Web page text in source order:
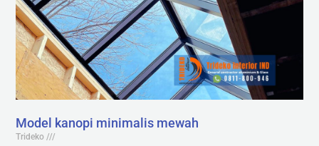
Model kanopi minimalis mewah
Trideko